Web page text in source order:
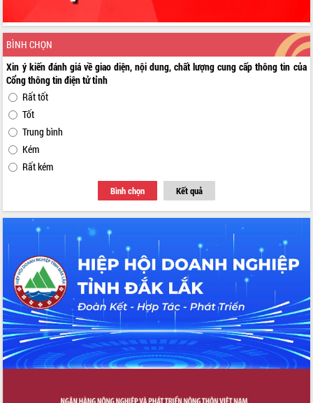
BÌNH CHỌN
Xin ý kiến đánh giá về giao diện, nội dung, chất lượng cung cấp thông tin của
Cổng thông tin điện tử tỉnh
Rất tốt
Tốt
Trung bình
Kém
Rất kém
Bình chọn Kết quả